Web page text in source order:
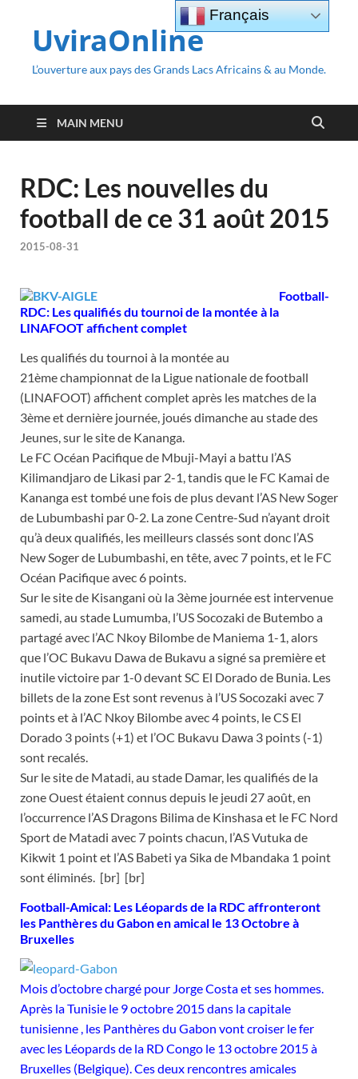
UviraOnline
L’ouverture aux pays des Grands Lacs Africains & au Monde.
MAIN MENU
RDC: Les nouvelles du
football de ce 31 août 2015
2015-08-31
Football-
RDC: Les qualifiés du tournoi de la montée à la
LINAFOOT affichent complet
Les qualifiés du tournoi à la montée au
21ème championnat de la Ligue nationale de football
(LINAFOOT) affichent complet après les matches de la
3ème et dernière journée, joués dimanche au stade des
Jeunes, sur le site de Kananga.
Le FC Océan Pacifique de Mbuji-Mayi a battu l’AS
Kilimandjaro de Likasi par 2-1, tandis que le FC Kamai de
Kananga est tombé une fois de plus devant l’AS New Soger
de Lubumbashi par 0-2. La zone Centre-Sud n’ayant droit
qu’à deux qualifiés, les meilleurs classés sont donc l’AS
New Soger de Lubumbashi, en tête, avec 7 points, et le FC
Océan Pacifique avec 6 points.
Sur le site de Kisangani où la 3ème journée est intervenue
samedi, au stade Lumumba, l’US Socozaki de Butembo a
partagé avec l’AC Nkoy Bilombe de Maniema 1-1, alors
que l’OC Bukavu Dawa de Bukavu a signé sa première et
inutile victoire par 1-0 devant SC El Dorado de Bunia. Les
billets de la zone Est sont revenus à l’US Socozaki avec 7
points et à l’AC Nkoy Bilombe avec 4 points, le CS El
Dorado 3 points (+1) et l’OC Bukavu Dawa 3 points (-1)
sont recalés.
Sur le site de Matadi, au stade Damar, les qualifiés de la
zone Ouest étaient connus depuis le jeudi 27 août, en
l’occurrence l’AS Dragons Bilima de Kinshasa et le FC Nord
Sport de Matadi avec 7 points chacun, l’AS Vutuka de
Kikwit 1 point et l’AS Babeti ya Sika de Mbandaka 1 point
sont éliminés. [br] [br]
Football-Amical: Les Léopards de la RDC affronteront
les Panthères du Gabon en amical le 13 Octobre à
Bruxelles
Mois d’octobre chargé pour Jorge Costa et ses hommes.
Après la Tunisie le 9 octobre 2015 dans la capitale
tunisienne , les Panthères du Gabon vont croiser le fer
avec les Léopards de la RD Congo le 13 octobre 2015 à
Bruxelles (Belgique). Ces deux rencontres amicales
Français